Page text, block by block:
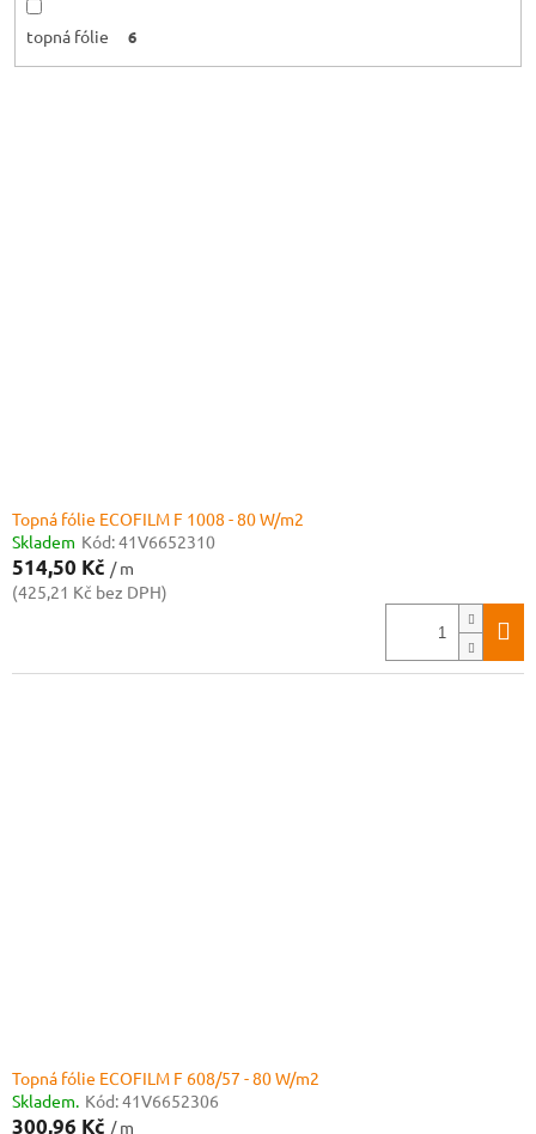
topná fólie 6
Topná fólie ECOFILM F 1008 - 80 W/m2
Skladem Kód:41V6652310
514,50 Kč / m
(425,21 Kč bez DPH)
Topná fólie ECOFILM F 608/57 - 80 W/m2
Skladem. Kód:41V6652306
300,96 Kč / m